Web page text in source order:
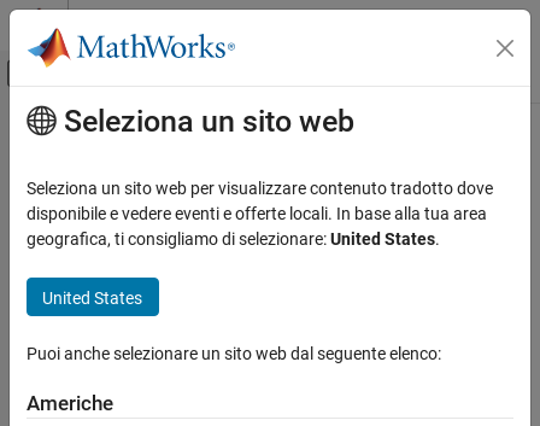
Vai al contenuto
Attiva/disattiva menu di navigazione
Pagina iniziale della documentazione
Contenuto principale
Seleziona un sito web
Seleziona un sito web per visualizzare contenuto tradotto dove
disponibile e vedere eventi e offerte locali. In base alla tua area
geografica, ti consigliamo di selezionare:United States.
United States
Puoi anche selezionare un sito web dal seguente elenco:
Americhe